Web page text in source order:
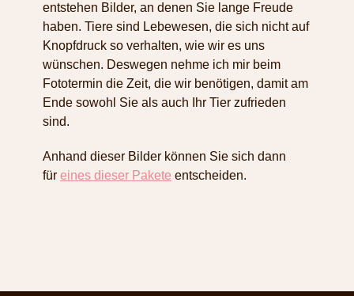
entstehen Bilder, an denen Sie lange Freude
haben. Tiere sind Lebewesen, die sich nicht auf
Knopfdruck so verhalten, wie wir es uns
wünschen. Deswegen nehme ich mir beim
Fototermin die Zeit, die wir benötigen, damit am
Ende sowohl Sie als auch Ihr Tier zufrieden
sind.
Anhand dieser Bilder können Sie sich dann
für eines dieser Pakete entscheiden.